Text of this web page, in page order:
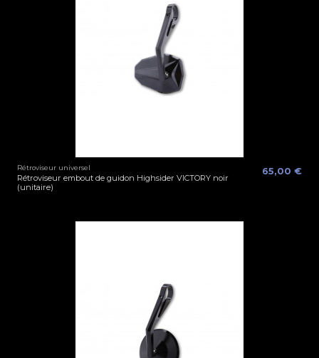
Rétroviseur universel
Rétroviseur embout de guidon Highsider VICTORY noir
(unitaire)
65,00 €